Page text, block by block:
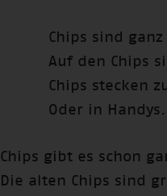
Chips sind
Auf den Chips
Chips stecken
Oder in Handys.
Chips gibt es schon
Die alten Chips sind